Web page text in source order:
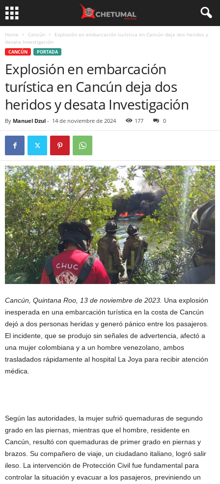
Home Cancún
Explosión en embarcación turística en Cancún deja dos heridos y
desata Investigación
CANCÚN PORTADA
Explosión en embarcación
turística en Cancún deja dos
heridos y desata Investigación
By Manuel Dzul - 14 de noviembre de 2024 177 0
Cancún, Quintana Roo, 13 de noviembre de 2023. Una explosión
inesperada en una embarcación turística en la costa de Cancún
dejó a dos personas heridas y generó pánico entre los pasajeros.
El incidente, que se produjo sin señales de advertencia, afectó a
una mujer colombiana y a un hombre venezolano, ambos
trasladados rápidamente al hospital La Joya para recibir atención
médica.
Según las autoridades, la mujer sufrió quemaduras de segundo
grado en las piernas, mientras que el hombre, residente en
Cancún, resultó con quemaduras de primer grado en piernas y
brazos. Su compañero de viaje, un ciudadano italiano, logró salir
ileso. La intervención de Protección Civil fue fundamental para
controlar la situación y evacuar a los pasajeros, previniendo un